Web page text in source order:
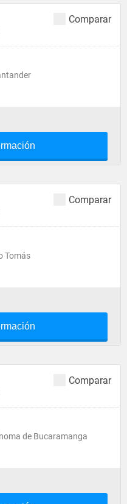
Comparar
Comparar
Tomás
Comparar
de Bucaramanga